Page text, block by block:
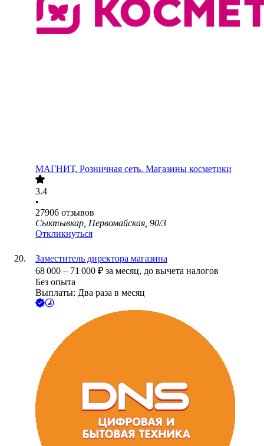
МАГНИТ, Розничная сеть. Магазины косметики
3.4
•
27906 отзывов
Сыктывкар, Первомайская, 90/3
Откликнуться
Заместитель директора магазина
68 000 – 71 000 ₽ за месяц, до вычета налогов
Без опыта
Выплаты: Два раза в месяц